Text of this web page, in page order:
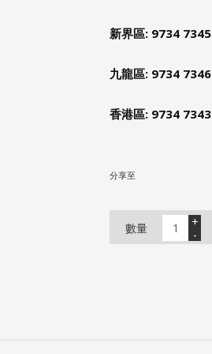
新界區: 9734 7345
九龍區: 9734 7346
香港區: 9734 7343
分享至
數量 -
+